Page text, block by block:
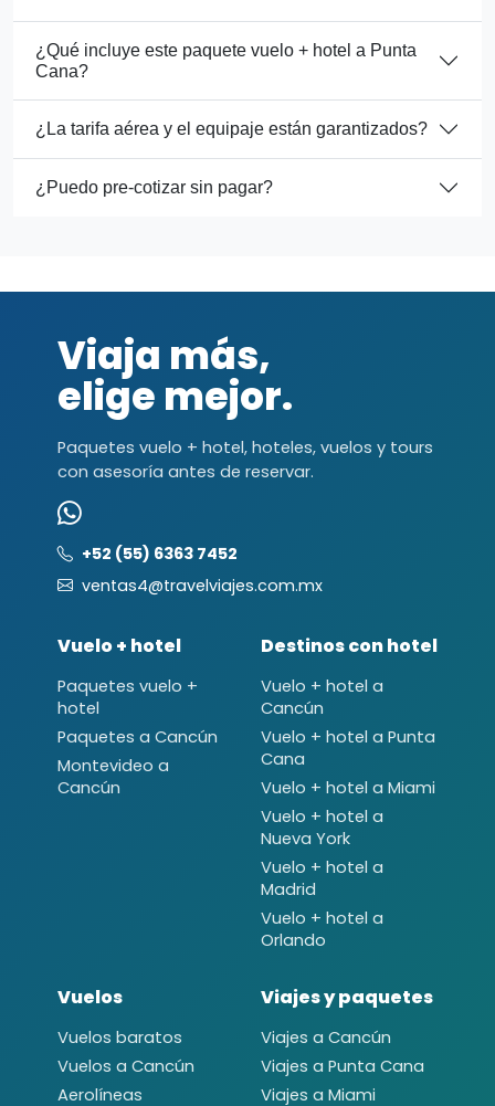
¿Qué incluye este paquete vuelo + hotel a Punta
Cana?
¿La tarifa aérea y el equipaje están garantizados?
¿Puedo pre-cotizar sin pagar?
Viaja más,
elige mejor.
Paquetes vuelo + hotel, hoteles, vuelos y tours
con asesoría antes de reservar.
+52 (55) 6363 7452
ventas4@travelviajes.com.mx
Vuelo + hotel
Paquetes vuelo +
hotel
Paquetes a Cancún
Montevideo a
Cancún
Destinos con hotel
Vuelo + hotel a
Cancún
Vuelo + hotel a Punta
Cana
Vuelo + hotel a Miami
Vuelo + hotel a
Nueva York
Vuelo + hotel a
Madrid
Vuelo + hotel a
Orlando
Vuelos
Vuelos baratos
Vuelos a Cancún
Aerolíneas
Viajes y paquetes
Viajes a Cancún
Viajes a Punta Cana
Viajes a Miami